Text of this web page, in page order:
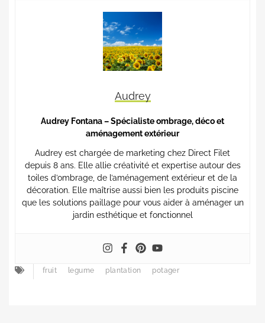
Audrey
Audrey Fontana – Spécialiste ombrage, déco et
aménagement extérieur
Audrey est chargée de marketing chez Direct Filet
depuis 8 ans. Elle allie créativité et expertise autour des
toiles d’ombrage, de l’aménagement extérieur et de la
décoration. Elle maîtrise aussi bien les produits piscine
que les solutions paillage pour vous aider à aménager un
jardin esthétique et fonctionnel
fruit legume plantation potager